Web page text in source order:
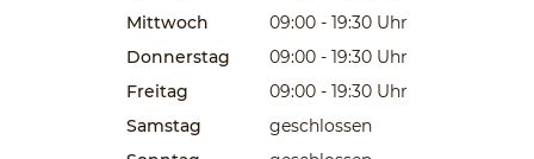
Mittwoch
09:00 - 19:30 Uhr
Donnerstag
09:00 - 19:30 Uhr
Freitag
09:00 - 19:30 Uhr
Samstag
geschlossen